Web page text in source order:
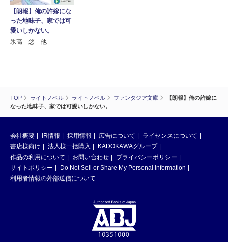
TOP ライトノベル ライトノベル ファンタジア文庫
【朗報】俺の許嫁に
なった地味子、家では可愛いしかない。
【朗報】俺の許嫁にな
った地味子、家では可
愛いしかない。
氷高 悠 他
会社概要 IR情報 採用情報 広告について
ライセンスについて
書店様向け
法人様一括購入
KADOKAWAグループ
作品の利用について
お問い合わせ
プライバシーポリシー
サイトポリシー
Do Not Sell or Share My Personal Information
利用者情報の外部送信について